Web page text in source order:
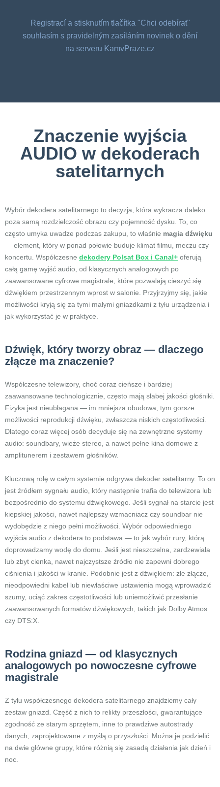
Registrací a stisknutím tlačítka "Chci odebírat"
souhlasím s pravidelným zasíláním novinek o dění
na serveru KamvPraze.cz
Znaczenie wyjścia
AUDIO w dekoderach
satelitarnych
Wybór dekodera satelitarnego to decyzja, która wykracza daleko
poza samą rozdzielczość obrazu czy pojemność dysku. To, co
często umyka uwadze podczas zakupu, to właśnie magia dźwięku
— element, który w ponad połowie buduje klimat filmu, meczu czy
koncertu. Współczesne dekodery Polsat Box i Canal+ oferują
całą gamę wyjść audio, od klasycznych analogowych po
zaawansowane cyfrowe magistrale, które pozwalają cieszyć się
dźwiękiem przestrzennym wprost w salonie. Przyjrzyjmy się, jakie
możliwości kryją się za tymi małymi gniazdkami z tyłu urządzenia i
jak wykorzystać je w praktyce.
Dźwięk, który tworzy obraz — dlaczego
złącze ma znaczenie?
Współczesne telewizory, choć coraz cieńsze i bardziej
zaawansowane technologicznie, często mają słabej jakości głośniki.
Fizyka jest nieubłagana — im mniejsza obudowa, tym gorsze
możliwości reprodukcji dźwięku, zwłaszcza niskich częstotliwości.
Dlatego coraz więcej osób decyduje się na zewnętrzne systemy
audio: soundbary, wieże stereo, a nawet pełne kina domowe z
amplitunerem i zestawem głośników.
Kluczową rolę w całym systemie odgrywa dekoder satelitarny. To on
jest źródłem sygnału audio, który następnie trafia do telewizora lub
bezpośrednio do systemu dźwiękowego. Jeśli sygnał na starcie jest
kiepskiej jakości, nawet najlepszy wzmacniacz czy soundbar nie
wydobędzie z niego pełni możliwości. Wybór odpowiedniego
wyjścia audio z dekodera to podstawa — to jak wybór rury, którą
doprowadzamy wodę do domu. Jeśli jest nieszczelna, zardzewiała
lub zbyt cienka, nawet najczystsze źródło nie zapewni dobrego
ciśnienia i jakości w kranie. Podobnie jest z dźwiękiem: złe złącze,
nieodpowiedni kabel lub niewłaściwe ustawienia mogą wprowadzić
szumy, uciąć zakres częstotliwości lub uniemożliwić przesłanie
zaawansowanych formatów dźwiękowych, takich jak Dolby Atmos
czy DTS:X.
Rodzina gniazd — od klasycznych
analogowych po nowoczesne cyfrowe
magistrale
Z tyłu współczesnego dekodera satelitarnego znajdziemy cały
zestaw gniazd. Część z nich to relikty przeszłości, gwarantujące
zgodność ze starym sprzętem, inne to prawdziwe autostrady
danych, zaprojektowane z myślą o przyszłości. Można je podzielić
na dwie główne grupy, które różnią się zasadą działania jak dzień i
noc.